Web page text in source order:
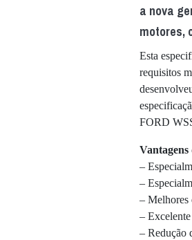
a nova
motores,
Esta
requisitos
FORD
–
–
– Melhores
–
– Redução